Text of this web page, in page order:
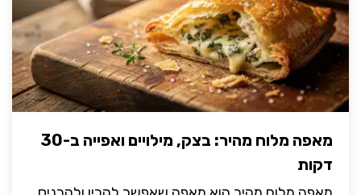
מאפה מלוח מהיר: בצק, מילויים ואפייה ב-30
דקות